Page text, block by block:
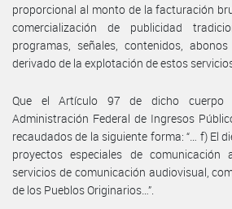
proporcional al monto de la facturación
comercialización de publicidad
programas, señales, contenidos,
derivado de la explotación de estos
Que el Artículo 97 de dicho cuerpo
Administración Federal de Ingresos
recaudados de la siguiente forma: “… f) El
proyectos especiales de
servicios de comunicación audiovisual,
de los Pueblos Originarios…”.